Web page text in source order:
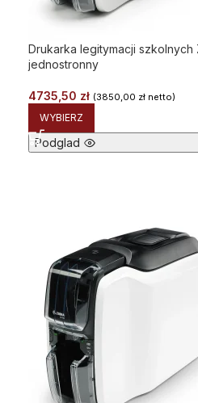
Drukarka legitymacji
jednostronny
4735,50 zł (3850,00 zł netto)
WYBIERZ
Podglad